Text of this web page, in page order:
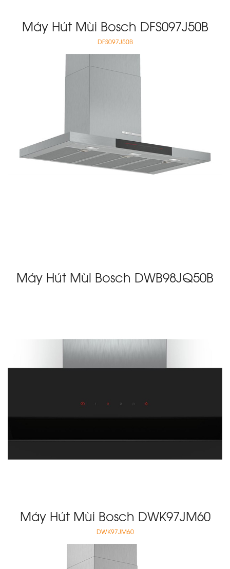
Máy Hút Mùi Bosch DFS097J50B
DFS097J50B
Máy Hút Mùi Bosch DWB98JQ50B
Máy Hút Mùi Bosch DWK97JM60
DWK97JM60